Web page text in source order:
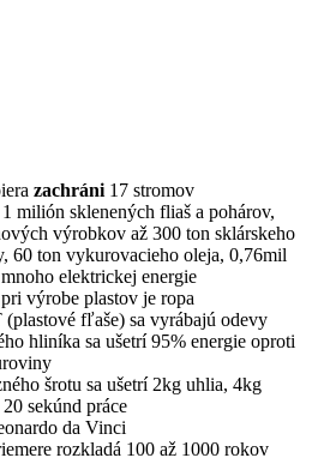
zachráni 17 stromov
milión sklenených fliaš a pohárov,
výrobkov až 300 ton sklárskeho
60 ton vykurovacieho oleja, 0,76mil
elektrickej energie
výrobe plastov je ropa
fľaše) sa vyrábajú odevy
hliníka sa ušetrí 95% energie oproti
šrotu sa ušetrí 2kg uhlia, 4kg
sekúnd práce
da Vinci
rozkladá 100 až 1000 rokov